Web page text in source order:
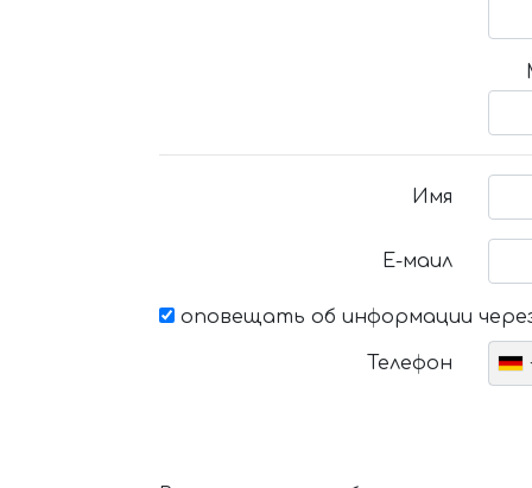
Имя
Е-маил
оповещать об информации
Телефон